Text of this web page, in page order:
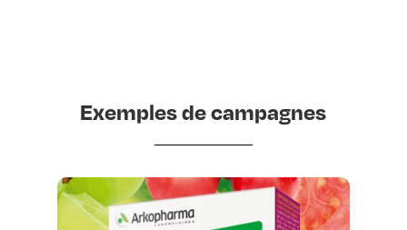
Exemples de campagnes